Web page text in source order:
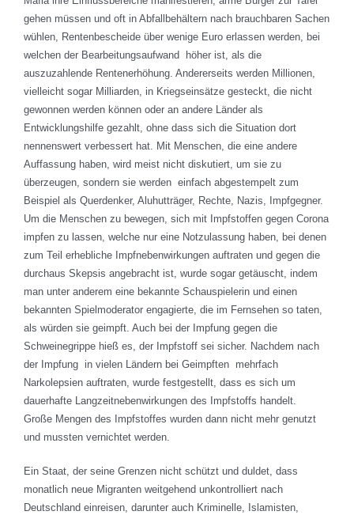
gehen müssen und oft in Abfallbehältern nach brauchbaren Sachen
wühlen, Rentenbescheide über wenige Euro erlassen werden, bei
welchen der Bearbeitungsaufwand höher ist, als die
auszuzahlende Rentenerhöhung. Andererseits werden Millionen,
vielleicht sogar Milliarden, in Kriegseinsätze gesteckt, die nicht
gewonnen werden können oder an andere Länder als
Entwicklungshilfe gezahlt, ohne dass sich die Situation dort
nennenswert verbessert hat. Mit Menschen, die eine andere
Auffassung haben, wird meist nicht diskutiert, um sie zu
überzeugen, sondern sie werden einfach abgestempelt zum
Beispiel als Querdenker, Aluhutträger, Rechte, Nazis, Impfgegner.
Um die Menschen zu bewegen, sich mit Impfstoffen gegen Corona
impfen zu lassen, welche nur eine Notzulassung haben, bei denen
zum Teil erhebliche Impfnebenwirkungen auftraten und gegen die
durchaus Skepsis angebracht ist, wurde sogar getäuscht, indem
man unter anderem eine bekannte Schauspielerin und einen
bekannten Spielmoderator engagierte, die im Fernsehen so taten,
als würden sie geimpft. Auch bei der Impfung gegen die
Schweinegrippe hieß es, der Impfstoff sei sicher. Nachdem nach
der Impfung in vielen Ländern bei Geimpften mehrfach
Narkolepsien auftraten, wurde festgestellt, dass es sich um
dauerhafte Langzeitnebenwirkungen des Impfstoffs handelt.
Große Mengen des Impfstoffes wurden dann nicht mehr genutzt
und mussten vernichtet werden.
Ein Staat, der seine Grenzen nicht schützt und duldet, dass
monatlich neue Migranten weitgehend unkontrolliert nach
Deutschland einreisen, darunter auch Kriminelle, Islamisten,